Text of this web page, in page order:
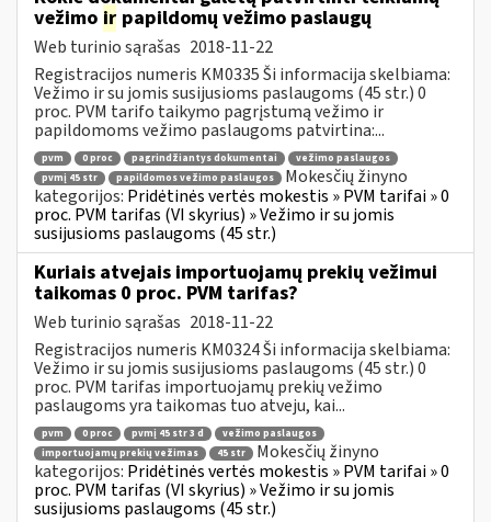
vežimo ir papildomų vežimo paslaugų
Web turinio sąrašas 2018-11-22
Registracijos numeris KM0335 Ši informacija skelbiama:
Vežimo ir su jomis susijusioms paslaugoms (45 str.) 0
proc. PVM tarifo taikymo pagrįstumą vežimo ir
papildomoms vežimo paslaugoms patvirtina:...
pvm 0 proc pagrindžiantys dokumentai
vežimo paslaugos
pvmį 45 str
papildomos vežimo paslaugos
Mokesčių žinyno
kategorijos: Pridėtinės vertės mokestis » PVM tarifai » 0
proc. PVM tarifas (VI skyrius) » Vežimo ir su jomis
susijusioms paslaugoms (45 str.)
Kuriais atvejais importuojamų prekių vežimui
taikomas 0 proc. PVM tarifas?
Web turinio sąrašas 2018-11-22
Registracijos numeris KM0324 Ši informacija skelbiama:
Vežimo ir su jomis susijusioms paslaugoms (45 str.) 0
proc. PVM tarifas importuojamų prekių vežimo
paslaugoms yra taikomas tuo atveju, kai...
pvm 0 proc pvmį 45 str 3 d
vežimo paslaugos
importuojamų prekių vežimas
45 str
Mokesčių žinyno
kategorijos: Pridėtinės vertės mokestis » PVM tarifai » 0
proc. PVM tarifas (VI skyrius) » Vežimo ir su jomis
susijusioms paslaugoms (45 str.)